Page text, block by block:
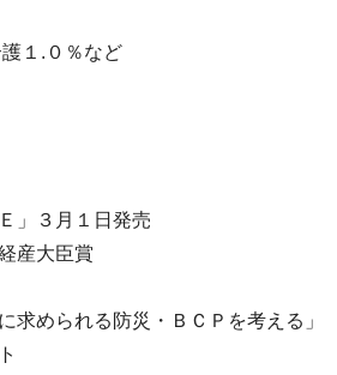
１.０％など
」３月１日発売
産大臣賞
められる防災・ＢＣＰを考える」